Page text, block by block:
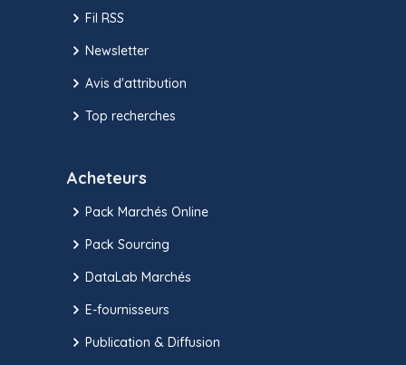
Fil RSS
Newsletter
Avis d'attribution
Top recherches
Acheteurs
Pack Marchés Online
Pack Sourcing
DataLab Marchés
E-fournisseurs
Publication & Diffusion